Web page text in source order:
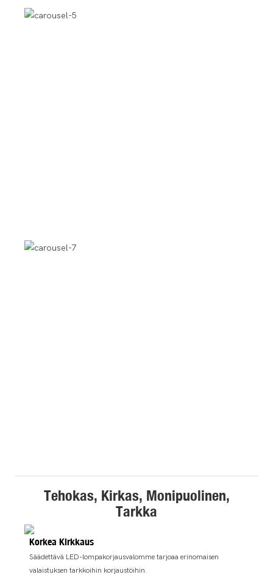
Tehokas, Kirkas, Monipuolinen,
Tarkka
Korkea Kirkkaus
Säädettävä LED-lompakorjausvalomme tarjoaa erinomaisen
valaistuksen tarkkoihin korjaustöihin.